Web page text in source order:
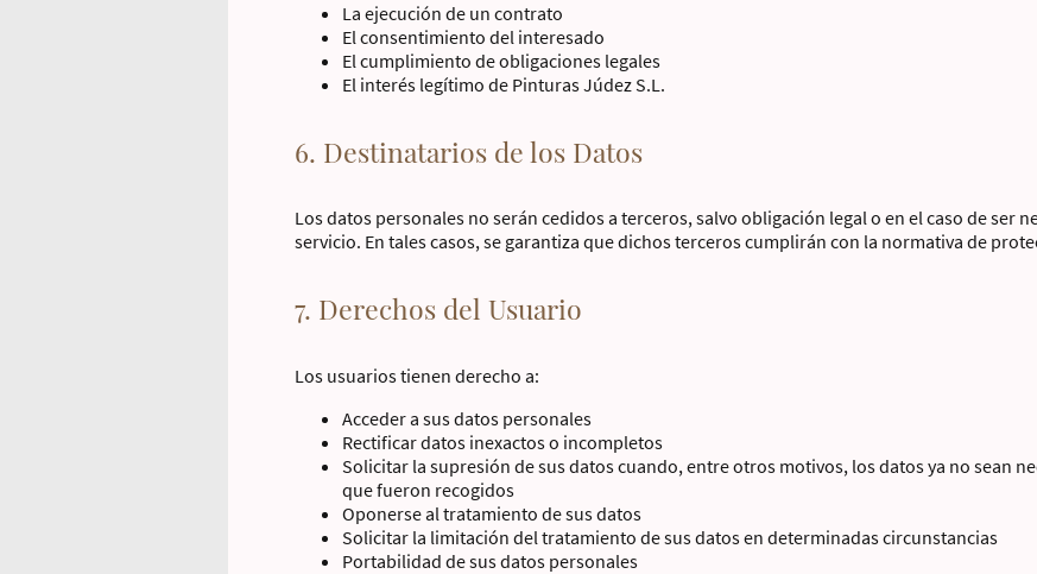
La ejecución de un contrato
El consentimiento del interesado
El cumplimiento de obligaciones legales
El interés legítimo de Pinturas Júdez S.L.
6. Destinatarios de los Datos
Los datos personales no serán cedidos a terceros, salvo obligación legal o en el caso de ser
servicio. En tales casos, se garantiza que dichos terceros cumplirán con la normativa de
7. Derechos del Usuario
Los usuarios tienen derecho a:
Acceder a sus datos personales
Rectificar datos inexactos o incompletos
Solicitar la supresión de sus datos cuando, entre otros motivos, los datos ya no sean
que fueron recogidos
Oponerse al tratamiento de sus datos
Solicitar la limitación del tratamiento de sus datos en determinadas circunstancias
Portabilidad de sus datos personales